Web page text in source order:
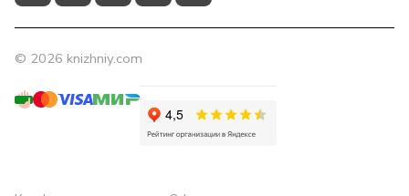
© 2026 knizhniy.com